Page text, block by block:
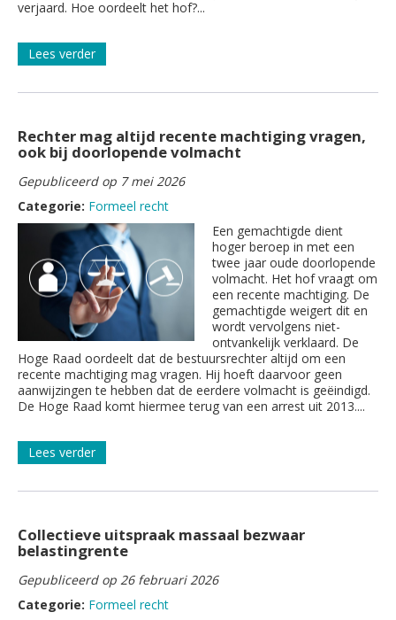
verjaard. Hoe oordeelt het hof?...
Lees verder
Rechter mag altijd recente machtiging vragen,
ook bij doorlopende volmacht
Gepubliceerd op 7 mei 2026
Categorie: Formeel recht
Een gemachtigde dient
hoger beroep in met een
twee jaar oude doorlopende
volmacht. Het hof vraagt om
een recente machtiging. De
gemachtigde weigert dit en
wordt vervolgens niet-
ontvankelijk verklaard. De
Hoge Raad oordeelt dat de bestuursrechter altijd om een
recente machtiging mag vragen. Hij hoeft daarvoor geen
aanwijzingen te hebben dat de eerdere volmacht is geëindigd.
De Hoge Raad komt hiermee terug van een arrest uit 2013....
Lees verder
Collectieve uitspraak massaal bezwaar
belastingrente
Gepubliceerd op 26 februari 2026
Categorie: Formeel recht